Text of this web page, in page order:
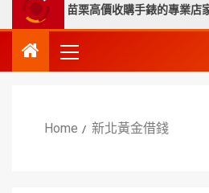
南投、苗栗高價收購手錶的專業店家,專
Home 新北黃金借錢